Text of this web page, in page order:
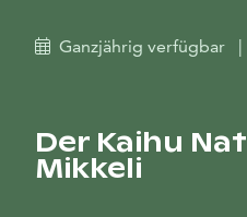
Ganzjährig verfügbar |
Der Kaihu
Mikkeli